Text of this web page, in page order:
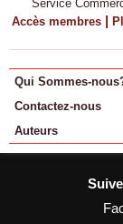
Service
Accès membres |
Qui Sommes-
Contactez-nous
Auteurs